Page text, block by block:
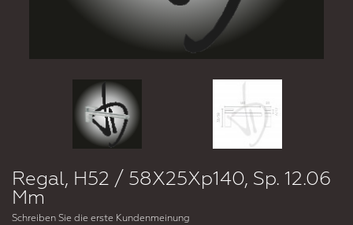
Regal, H52 / 58X25Xp140, Sp. 12.06
Mm
Schreiben Sie die erste Kundenmeinung